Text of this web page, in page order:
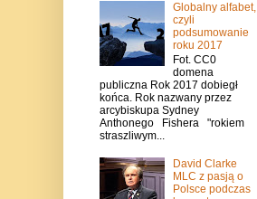
Globalny alfabet,
czyli
podsumowanie
roku 2017
Fot. CC0
domena
publiczna Rok 2017 dobiegł
końca. Rok nazwany przez
arcybiskupa Sydney
Anthonego Fishera "rokiem
straszliwym...
David Clarke
MLC z pasją o
Polsce podczas